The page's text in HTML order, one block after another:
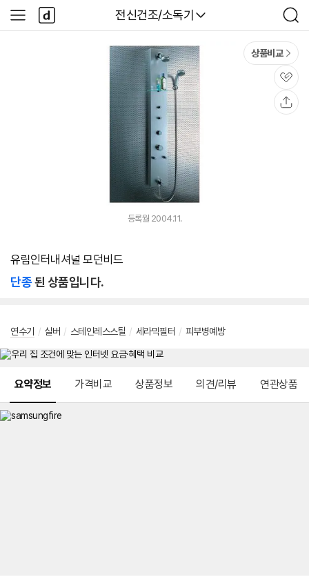
다나와
전신건조/소독기
검
색
사
이
다
나
와
상품비교
관
심
등록월 2004.11.
유림인터내셔널 모던비드
단종된 상품입니다.
연수기 / 실버 / 스테인레스스틸 / 세라믹필터 / 피부병예방
요약정보 가격비교 상품정보 의견/리뷰 연관상품